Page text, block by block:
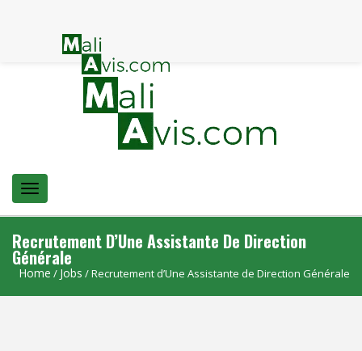
Menu
Recrutement D’Une Assistante De Direction
Générale
Home / Jobs / Recrutement d’Une Assistante de Direction Générale